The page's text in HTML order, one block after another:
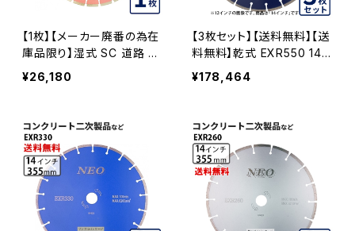
【1枚】【メーカー廃番の為在
庫品限り】湿式 SC 道路 コ
ンクリート用 14インチ 一般
道路カッター専用 コンクリ
ンドブレード sc-355 SC-3
55
¥26,180
【3枚セット】【送料無料】【送
料無料】乾式 EXR550 14イ
ンチ exr550-14 硬質コン
クリート・みかげ石など EX
¥178,464